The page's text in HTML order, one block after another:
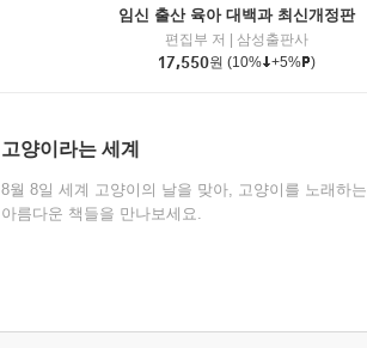
임신 출산 육아 대백과 최신개정판
편집부 저
삼성출판사
17,550원 (10% +5% )
고양이라는 세계
8월 8일 세계 고양이의 날을 맞아, 고양이를 노래하는
아름다운 책들을 만나보세요.